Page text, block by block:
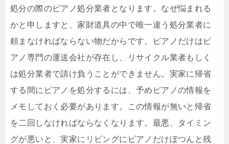
処分の際のピアノ処分業者となります。なぜ悩まれる
かと申しますと、家財道具の中で唯一違う処分業者に
頼まなければならない物だからです。ピアノだけはピ
アノ専門の運送会社が存在し、リサイクル業者もしく
は処分業者で請け負うことができません。実家に帰省
する間にピアノを処分するには、予めピアノの情報を
メモしておく必要があります。この情報が無いと帰省
を二回しなければならなくなります。最悪、タイミン
グが悪いと、実家にリビングにピアノだけぽつんと残